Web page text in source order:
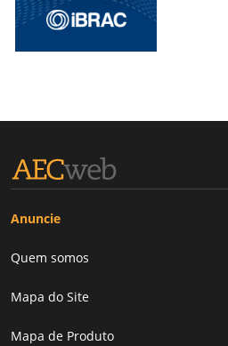
Anuncie
Quem somos
Mapa do Site
Mapa de Produto